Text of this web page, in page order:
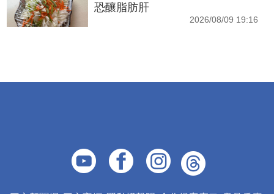
恐釀脂肪肝
2026/08/09 19:16